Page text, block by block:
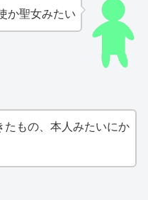
か聖女みたい
たもの、本人みたいにか